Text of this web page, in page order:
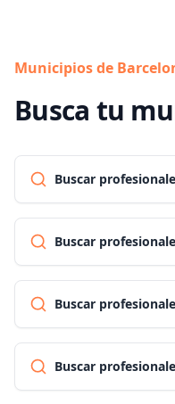
Municipios de
Busca tu
Buscar
Buscar
Buscar
Buscar